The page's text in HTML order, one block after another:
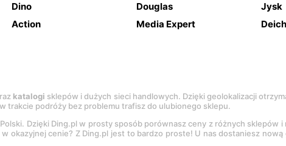
Dino
Douglas Jysk
Action
Media Expert
katalogi sklepów i dużych sieci handlowych. Dzięki geolokalizacji
trakcie podróży bez problemu trafisz do ulubionego sklepu.
Polski. Dzięki Ding.pl w prosty sposób porównasz ceny z różnych sklepów
w okazyjnej cenie? Z Ding.pl jest to bardzo proste! U nas dostaniesz